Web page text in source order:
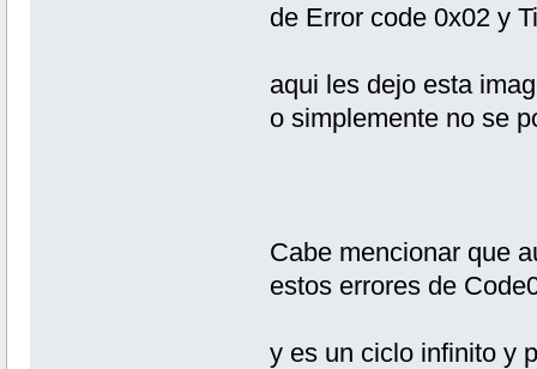
de Error code 0x02 y
aqui les dejo esta
o simplemente no se
Cabe mencionar que
estos errores de
y es un ciclo infinito y